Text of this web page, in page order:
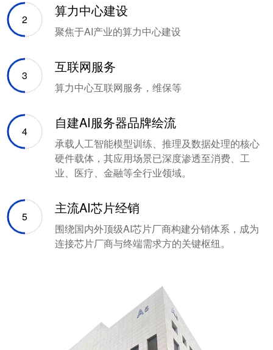
2
算力中心建设
聚焦于AI产业的算力中心建设
3
互联网服务
算力中心互联网服务，维保等
4
自建AI服务器品牌绘流
承载人工智能模型训练、推理及数据处理的核心
硬件载体，其应用场景已深度渗透至消费、工
业、医疗、金融等全行业领域。
5
主流AI芯片经销
围绕国内外顶级AI芯片厂商构建分销体系，成为
连接芯片厂商与终端需求方的关键枢纽。